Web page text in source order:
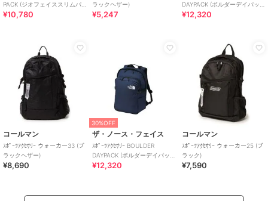
PACK (ジオフェイススリムパ
ック)
¥10,780
ラックヘザー)
¥5,247
DAYPACK (ボルダーデイパッ
ク)
¥12,320
コールマン
ｽﾎﾟｰﾂｱｸｾｻﾘｰ ウォーカー33 (ブ
ラックヘザー)
¥8,690
30%OFF
ザ・ノース・フェイス
ｽﾎﾟｰﾂｱｸｾｻﾘｰ BOULDER
DAYPACK (ボルダーデイパッ
ク)
¥12,320
コールマン
ｽﾎﾟｰﾂｱｸｾｻﾘｰ ウォーカー25 (ブ
ラック)
¥7,590